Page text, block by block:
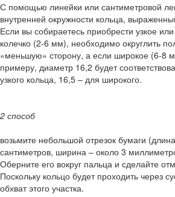
С помощью линейки или сантиметровой
внутренней окружности кольца,
Если вы собираетесь приобрести узкое
колечко (2-6 мм), необходимо округлить
«меньшую» сторону, а если широкое (6-8
примеру, диаметр 16,2 будет
узкого кольца, 16,5 – для широкого.
2 способ
возьмите небольшой отрезок бумаги
сантиметров, ширина – около 3
Оберните его вокруг пальца и сделайте
Поскольку кольцо будет проходить через
обхват этого участка.